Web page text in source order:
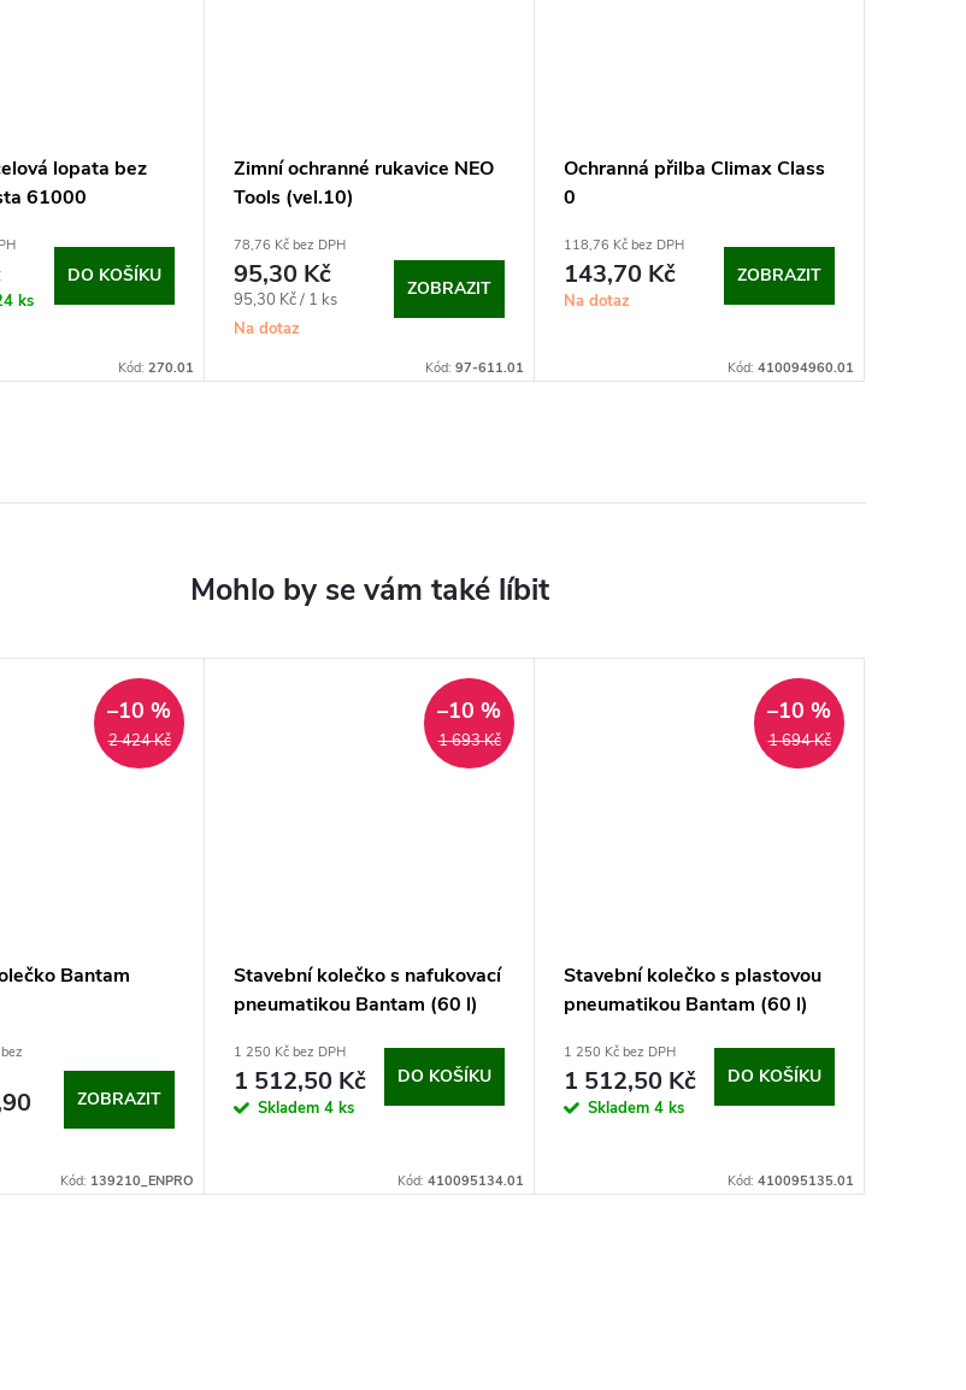
lopata bez
61000
ks
DO KOŠÍKU
Kód: 270.01
Zimní ochranné rukavice NEO
Tools (vel.10)
78,76 Kč bez DPH
95,30 Kč
Měrná
cena:
95,30 Kč / 1 ks
Na dotaz
ZOBRAZIT
Kód: 97-611.01
Ochranná přilba Climax Class
0
118,76 Kč bez DPH
143,70 Kč
Na dotaz
ZOBRAZIT
Kód: 410094960.01
2 424 Kč
–10 %
Bantam
ZOBRAZIT
Kód: 139210_ENPRO
1 693 Kč
–10 %
Stavební kolečko s nafukovací
pneumatikou Bantam (60 l)
1 250 Kč bez DPH
1 512,50 Kč
Skladem 4 ks
DO KOŠÍKU
Kód: 410095134.01
1 694 Kč
–10 %
Stavební kolečko s plastovou
pneumatikou Bantam (60 l)
1 250 Kč bez DPH
1 512,50 Kč
Skladem 4 ks
DO KOŠÍKU
Kód: 410095135.01